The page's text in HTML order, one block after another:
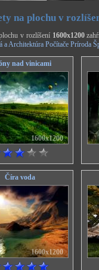
na plochu v
v rozlíšení 1600x1200
a Architektúra Počítače Príroda
nad vinicami
1600x1200
Číra voda
1600x1200